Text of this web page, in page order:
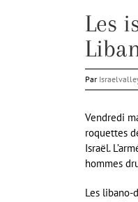
Les
Par
Vendredi
roquettes
Israël.
hommes
Les libano-